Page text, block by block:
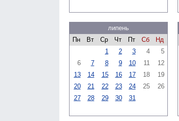
липень
Пн
Вт Ср Чт Пт Сб
Нд
1
2 3 4
5
6
7 8 9 10 11
12
13
14 15 16 17 18
19
20
21 22 23 24 25
26
27
28 29 30 31